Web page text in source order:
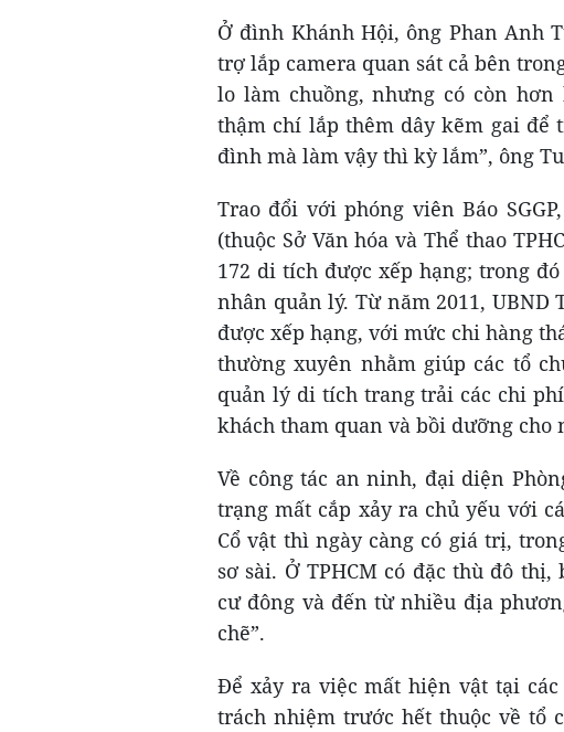
Ở đình Khánh Hội, ông Phan Anh
trợ lắp camera quan sát cả bên
lo làm chuồng, nhưng có còn
thậm chí lắp thêm dây kẽm gai để
đình mà làm vậy thì kỳ lắm”, ông
Trao đổi với phóng viên Báo
(thuộc Sở Văn hóa và Thể thao
172 di tích được xếp hạng; trong
nhân quản lý. Từ năm 2011, UBND
được xếp hạng, với mức chi hàng
thường xuyên nhằm giúp các tổ
quản lý di tích trang trải các chi
khách tham quan và bồi dưỡng cho
Về công tác an ninh, đại diện
trạng mất cắp xảy ra chủ yếu với
Cổ vật thì ngày càng có giá trị,
sơ sài. Ở TPHCM có đặc thù đô
cư đông và đến từ nhiều địa
chẽ”.
Để xảy ra việc mất hiện vật tại
trách nhiệm trước hết thuộc về tổ